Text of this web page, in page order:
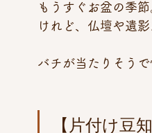
もうすぐお盆の季
けれど、仏壇や遺
バチが当たりそう
【片付け豆